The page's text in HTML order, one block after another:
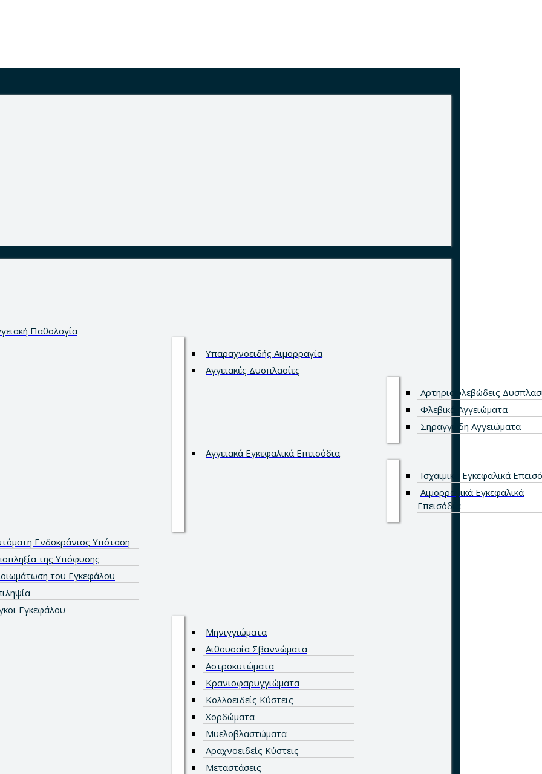
Παθολογία
Υπαραχνοειδής Αιμορραγία
Αγγειακές Δυσπλασίες
Αρτηριοφλεβώδεις
Φλεβικά Αγγειώματα
Σηραγγώδη Αγγειώματα
Αγγειακά Εγκεφαλικά Επεισόδια
Ισχαιμικά Εγκεφαλικά
Αιμορραγικά Εγκεφαλικά
Επεισόδια
Ενδοκράνιος Υπόταση
της Υπόφυσης
του Εγκεφάλου
Εγκεφάλου
Μηνιγγιώματα
Αιθουσαία Σβαννώματα
Αστροκυτώματα
Κρανιοφαρυγγιώματα
Κολλοειδείς Κύστεις
Χορδώματα
Μυελοβλαστώματα
Αραχνοειδείς Κύστεις
Μεταστάσεις